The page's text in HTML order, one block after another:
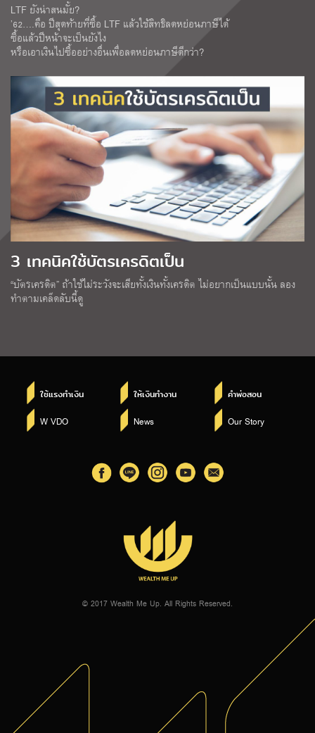
LTF ยังน่าสนมั้ย?
’62….คือ ปีสุดท้ายที่ซื้อ LTF แล้วใช้สิทธิลดหย่อนภาษีได้
ซื้อแล้วปีหน้าจะเป็นยังไง
หรือเอาเงินไปซื้ออย่างอื่นเพื่อลดหย่อนภาษีดีกว่า?
3 เทคนิคใช้บัตรเครดิตเป็น
“บัตรเครดิต” ถ้าใช้ไม่ระวังจะเสียทั้งเงินทั้งเครดิต ไม่อยากเป็นแบบนั้น ลอง
ทำตามเคล็ดลับนี้ดู
ใช้แรงทำเงิน ให้เงินทำงาน คำพ่อสอน
W VDO News Our Story
© 2017 Wealth Me Up. All Rights Reserved.